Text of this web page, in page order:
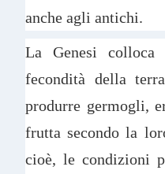
anche agli antichi.
La Genesi
fecondità della
produrre germogli,
frutta secondo la
cioè, le condizioni